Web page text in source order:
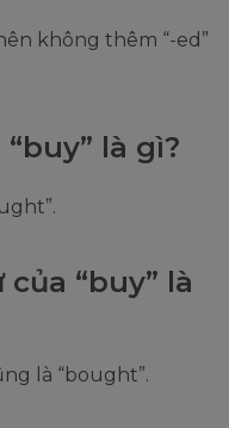
không thêm “-ed”
là gì?
“buy” là
là “bought”.